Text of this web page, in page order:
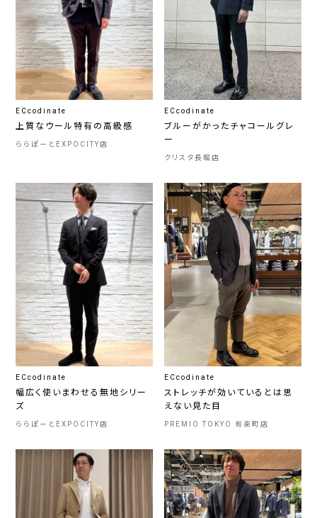
ECcodinate
上質なウール特有の高級感
ららぽーとEXPOCITY店
ECcodinate
ブルーがかったチャコールグレ
ー
クリスタ長堀店
ECcodinate
幅広く使いまわせる無地シリー
ズ
ららぽーとEXPOCITY店
ECcodinate
ストレッチが効いているとは思
えない見た目
PREMIO TOKYO 有楽町店